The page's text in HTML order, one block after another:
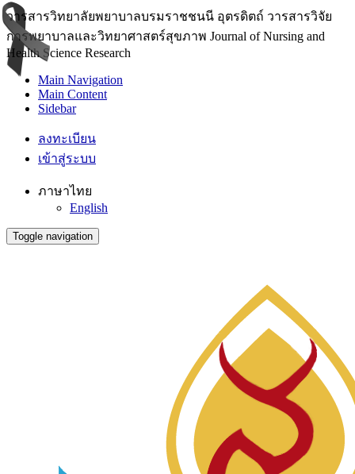
วารสารวิทยาลัยพยาบาลบรมราชชนนี อุตรดิตถ์ วารสารวิจัย
การพยาบาลและวิทยาศาสตร์สุขภาพ Journal of Nursing and
Health Science Research
Main Navigation
Main Content
Sidebar
ลงทะเบียน
เข้าสู่ระบบ
ภาษาไทย
English
Toggle navigation